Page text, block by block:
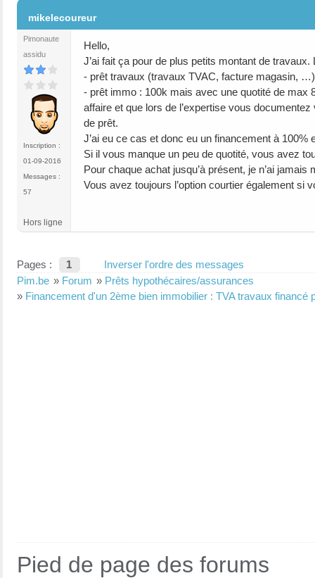
mikelecoureur
Pimonaute
assidu
Inscription :
01-09-2016
Messages :
57
Hello,
J’ai fait ça pour de plus petits montant de travaux.
- prêt travaux (travaux TVAC, facture magasin,
- prêt immo : 100k mais avec une quotité de max
affaire et que lors de l’expertise vous
de prêt.
J’ai eu ce cas et donc eu un financement à
Si il vous manque un peu de quotité, vous avez
Pour chaque achat jusqu’à présent, je n’ai
Vous avez toujours l’option courtier également si
Hors ligne
Pages : 1
Inverser l'ordre des messages
Pim.be » Forum » Prêts hypothécaires/assurances
» Financement d'un 2ème bien immobilier : TVA travaux financé
Pied de page des forums